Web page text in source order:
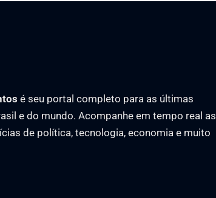
é seu portal completo para as últimas
e do mundo. Acompanhe em tempo real as
de política, tecnologia, economia e muito